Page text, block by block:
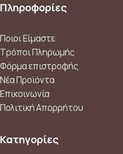
Πληροφορίες
Ποιοι Είμαστε
Τρόποι Πληρωμής
Φόρμα επιστροφής
Νέα Προϊόντα
Επικοινωνία
Πολιτική Απορρήτου
Κατηγορίες